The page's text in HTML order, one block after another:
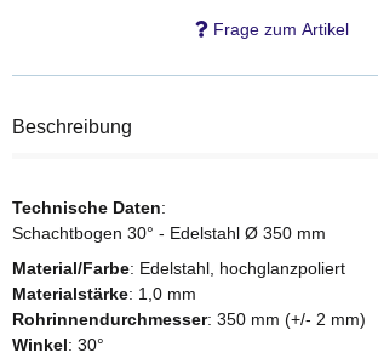
Frage zum Artikel
Beschreibung
Technische Daten:
Schachtbogen 30° - Edelstahl Ø 350 mm
Material/Farbe: Edelstahl, hochglanzpoliert
Materialstärke: 1,0 mm
Rohrinnendurchmesser: 350 mm (+/- 2 mm)
Winkel: 30°